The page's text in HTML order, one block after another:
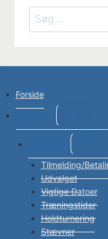
Søg
efter:
Forside
Skift
Skift
Tilmelding/
Udvalget
Vigtige Datoer
Træningstider
Holdturnering
Stævner